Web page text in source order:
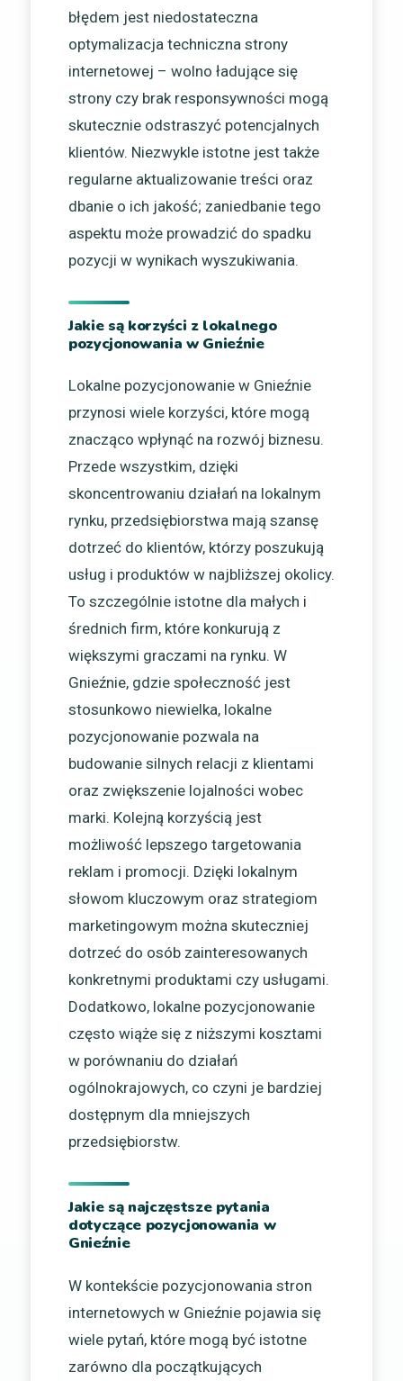
błędem jest niedostateczna
optymalizacja techniczna strony
internetowej – wolno ładujące się
strony czy brak responsywności mogą
skutecznie odstraszyć potencjalnych
klientów. Niezwykle istotne jest także
regularne aktualizowanie treści oraz
dbanie o ich jakość; zaniedbanie tego
aspektu może prowadzić do spadku
pozycji w wynikach wyszukiwania.
Jakie są korzyści z lokalnego
pozycjonowania w Gnieźnie
Lokalne pozycjonowanie w Gnieźnie
przynosi wiele korzyści, które mogą
znacząco wpłynąć na rozwój biznesu.
Przede wszystkim, dzięki
skoncentrowaniu działań na lokalnym
rynku, przedsiębiorstwa mają szansę
dotrzeć do klientów, którzy poszukują
usług i produktów w najbliższej okolicy.
To szczególnie istotne dla małych i
średnich firm, które konkurują z
większymi graczami na rynku. W
Gnieźnie, gdzie społeczność jest
stosunkowo niewielka, lokalne
pozycjonowanie pozwala na
budowanie silnych relacji z klientami
oraz zwiększenie lojalności wobec
marki. Kolejną korzyścią jest
możliwość lepszego targetowania
reklam i promocji. Dzięki lokalnym
słowom kluczowym oraz strategiom
marketingowym można skuteczniej
dotrzeć do osób zainteresowanych
konkretnymi produktami czy usługami.
Dodatkowo, lokalne pozycjonowanie
często wiąże się z niższymi kosztami
w porównaniu do działań
ogólnokrajowych, co czyni je bardziej
dostępnym dla mniejszych
przedsiębiorstw.
Jakie są najczęstsze pytania
dotyczące pozycjonowania w
Gnieźnie
W kontekście pozycjonowania stron
internetowych w Gnieźnie pojawia się
wiele pytań, które mogą być istotne
zarówno dla początkujących